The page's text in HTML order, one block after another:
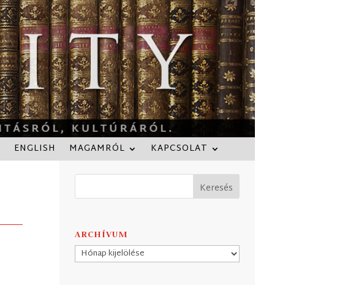
ENGLISH MAGAMRÓL KAPCSOLAT
ARCHÍVUM
Archívum